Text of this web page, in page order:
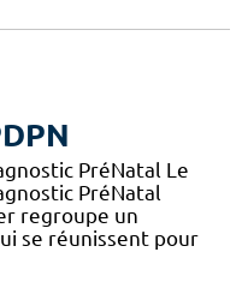
PréNatal Le
PréNatal
regroupe un
se réunissent pour